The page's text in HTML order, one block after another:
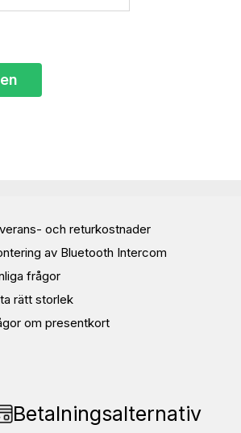
insidan av yttertyget. Det vanligaste är att
igenom vatten i form av
Så membranet andas samtidigt
torra händer i alla väderförhållanden.
och returkostnader
av Bluetooth Intercom
frågor
rätt storlek
om presentkort
Betalningsalternativ